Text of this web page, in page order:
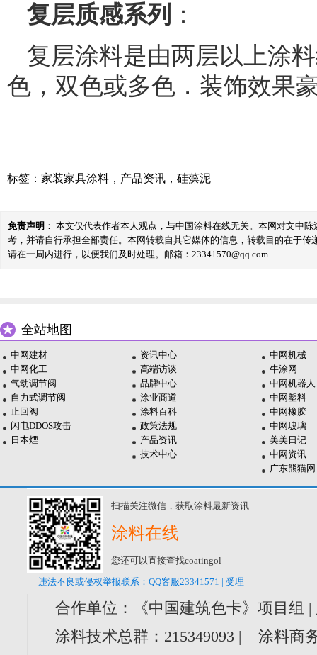
复层质感系列 ：
复层涂料是由两层以上涂
色，双色或多色．装饰效果
标签： 家装家具涂料 ， 产品资讯 ， 硅藻泥
免责声明 ： 本文仅代表作者本人观点，与中国涂料在线无关。本网对文中
考，并请自行承担全部责任。本网转载自其它媒体的信息，转载目的在于
请在一周内进行，以便我们及时处理。邮箱：23341570@qq.com
全站地图
中网建材
中网化工
气动调节阀
自力式调节阀
止回阀
闪电DDOS攻击
日本煙
资讯中心
高端访谈
品牌中心
涂业商道
涂料百科
政策法规
产品资讯
技术中心
中网机械
牛涂网
中网机器人
中网塑料
中网橡胶
中网玻璃
美美日记
中网资讯
广东熊猫网
扫描关注微信，获取涂料最新资讯
涂料在线
您还可以直接查找coatingol
违法不良或侵权举报联系：QQ客服23341571 | 受理
合作单位：《中国建筑色卡》项目组
涂料技术总群：215349093 | 涂料商